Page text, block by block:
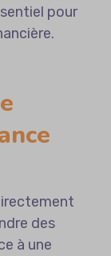
pour
des
à une